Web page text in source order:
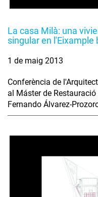
La casa Milà: una
singular en l'Eixample
1 de maig 2013
Conferència de
al Máster de
Fernando Álvarez-